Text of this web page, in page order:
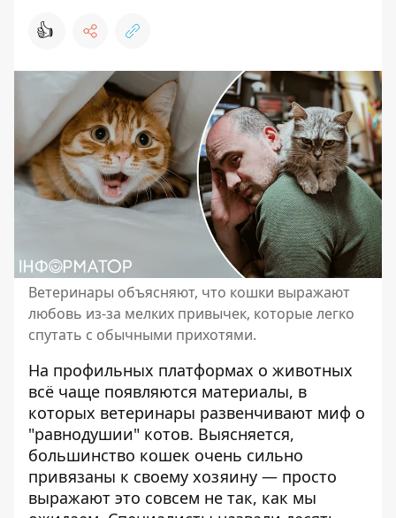
👍
Ветеринары объясняют, что кошки выражают
любовь из-за мелких привычек, которые легко
спутать с обычными прихотями.
На профильных платформах о животных
всё чаще появляются материалы, в
которых ветеринары развенчивают миф о
"равнодушии" котов. Выясняется,
большинство кошек очень сильно
привязаны к своему хозяину — просто
выражают это совсем не так, как мы